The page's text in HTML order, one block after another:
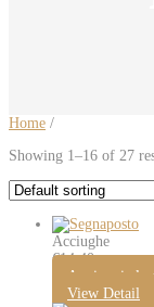
Home /
Showing 1–16 of 27
Acciughe
€14.40
Aggiungi al
View Detail